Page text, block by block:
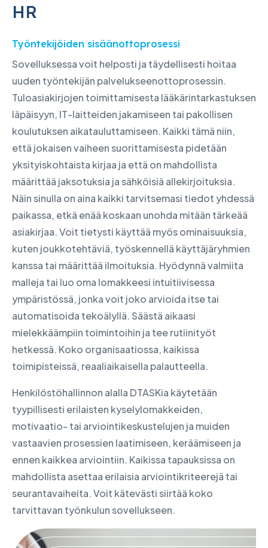
HR
Työntekijöiden sisäänottoprosessi
Sovelluksessa voit helposti ja täydellisesti hoitaa
uuden työntekijän palvelukseenottoprosessin.
Tuloasiakirjojen toimittamisesta lääkärintarkastuksen
läpäisyyn, IT-laitteiden jakamiseen tai pakollisen
koulutuksen aikatauluttamiseen. Kaikki tämä niin,
että jokaisen vaiheen suorittamisesta pidetään
yksityiskohtaista kirjaa ja että on mahdollista
määrittää jaksotuksia ja sähköisiä allekirjoituksia.
Näin sinulla on aina kaikki tarvitsemasi tiedot yhdessä
paikassa, etkä enää koskaan unohda mitään tärkeää
asiakirjaa. Voit tietysti käyttää myös ominaisuuksia,
kuten joukkotehtäviä, työskennellä käyttäjäryhmien
kanssa tai määrittää ilmoituksia. Hyödynnä valmiita
malleja tai luo oma lomakkeesi intuitiivisessa
ympäristössä, jonka voit joko arvioida itse tai
automatisoida tekoälyllä. Säästä aikaasi
mielekkäämpiin toimintoihin ja tee rutiinityöt
hetkessä. Koko organisaatiossa, kaikissa
toimipisteissä, reaaliaikaisella palautteella.
Henkilöstöhallinnon alalla DTASKia käytetään
tyypillisesti erilaisten kyselylomakkeiden,
motivaatio- tai arviointikeskustelujen ja muiden
vastaavien prosessien laatimiseen, keräämiseen ja
ennen kaikkea arviointiin. Kaikissa tapauksissa on
mahdollista asettaa erilaisia arviointikriteerejä tai
seurantavaiheita. Voit kätevästi siirtää koko
tarvittavan työnkulun sovellukseen.